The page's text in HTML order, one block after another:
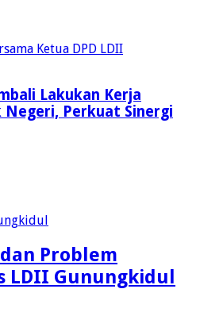
Lakukan Kerja
Negeri, Perkuat Sinergi
Problem
LDII Gunungkidul